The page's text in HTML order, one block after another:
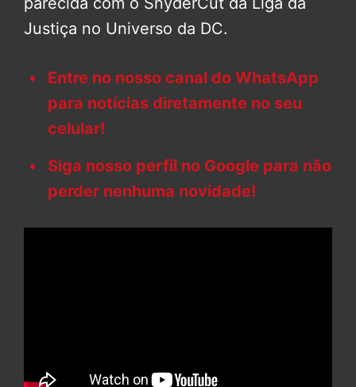
Justiça no Universo da DC.
Entre no nosso canal do WhatsApp
para notícias diretamente no seu
celular!
Siga nosso perfil no Google para não
perder nenhuma novidade!